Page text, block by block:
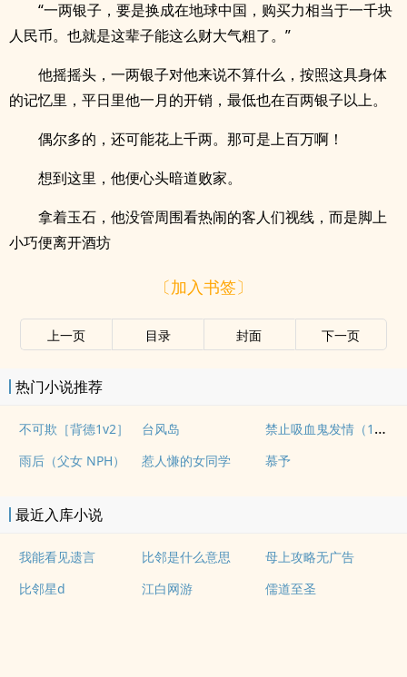
“一两银子，要是换成在地球中国，购买力相当于一千块
人民币。也就是这辈子能这么财大气粗了。”
他摇摇头，一两银子对他来说不算什么，按照这具身体
的记忆里，平日里他一月的开销，最低也在百两银子以上。
偶尔多的，还可能花上千两。那可是上百万啊！
想到这里，他便心头暗道败家。
拿着玉石，他没管周围看热闹的客人们视线，而是脚上
小巧便离开酒坊
〔加入书签〕
上一页 目录 封面 下一页
热门小说推荐
不可欺［背德1v2］ 台风岛 禁止吸血鬼发情（1v1姐狗高H）
雨后（父女 NPH） 惹人慊的女同学 慕予
最近入库小说
我能看见遗言 比邻是什么意思
母上攻略无广告
比邻星d
江白网游 儒道至圣